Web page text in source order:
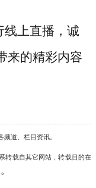
线上直播，诚
来的精彩内容
频道、栏目资讯
转载自其它网站，转载目的在
。